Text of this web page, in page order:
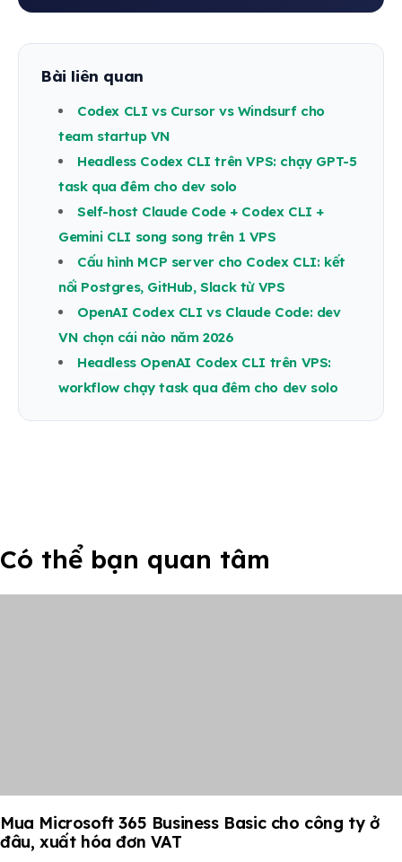
Bài liên quan
Codex CLI vs Cursor vs Windsurf cho
team startup VN
Headless Codex CLI trên VPS: chạy GPT-5
task qua đêm cho dev solo
Self-host Claude Code + Codex CLI +
Gemini CLI song song trên 1 VPS
Cấu hình MCP server cho Codex CLI: kết
nối Postgres, GitHub, Slack từ VPS
OpenAI Codex CLI vs Claude Code: dev
VN chọn cái nào năm 2026
Headless OpenAI Codex CLI trên VPS:
workflow chạy task qua đêm cho dev solo
Có thể bạn quan tâm
Mua Microsoft 365 Business Basic cho công ty ở
đâu, xuất hóa đơn VAT